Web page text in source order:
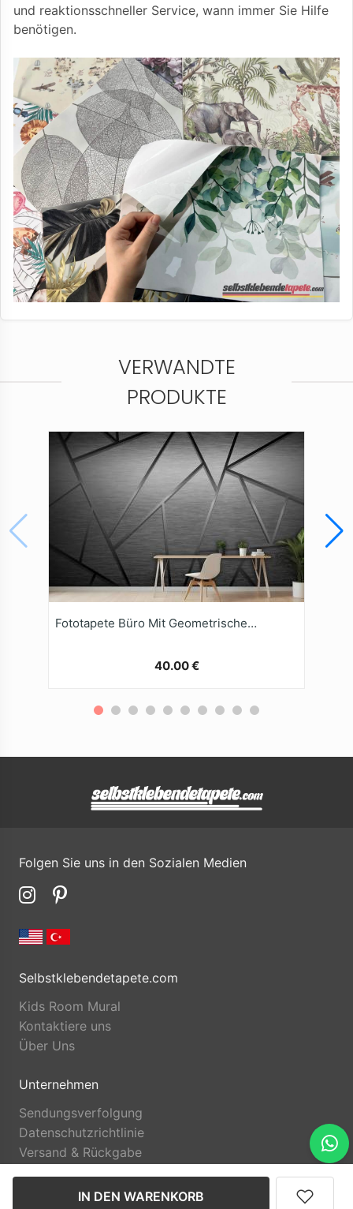
IN DEN WARENKORB
und reaktionsschneller Service, wann immer Sie Hilfe
benötigen.
VERWANDTE
PRODUKTE
Fototapete Büro Mit Geometrischem Hintergrund
40.00 €
Folgen Sie uns in den Sozialen Medien
Selbstklebendetapete.com
Kids Room Mural
Kontaktiere uns
Über Uns
Unternehmen
Sendungsverfolgung
Datenschutzrichtlinie
Versand & Rückgabe